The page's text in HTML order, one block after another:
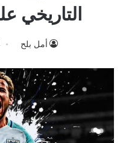
التاريخي
أمل بلح